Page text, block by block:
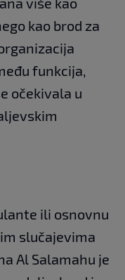
kao brod za
funkcija,
očekivala u
ili osnovnu
slučajevima
Al Salamahu je